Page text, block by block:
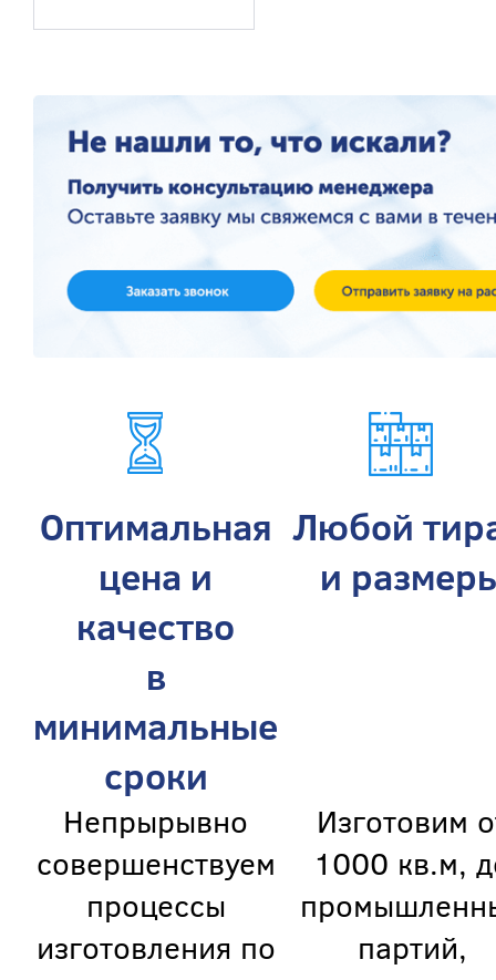
Оптимальная
цена и
качество
в
минимальные
сроки
Любой
и
Непрырывно
совершенствуем
процессы
изготовления по
Изготовим
1000 кв.м,
партий,